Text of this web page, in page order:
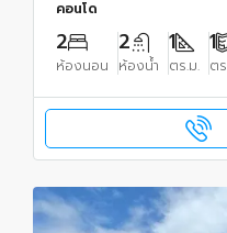
คอนโด
2
ห้องนอน
2
ห้องน้ำ
1
ตร.ม.
1
ต